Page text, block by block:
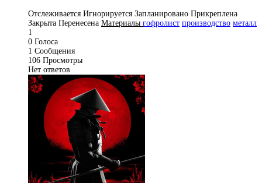
Отслеживается Игнорируется Запланировано Прикреплена
Закрыта Перенесена Материалы гофролист производство металл
1
0 Голоса
1 Сообщения
106 Просмотры
Нет ответов